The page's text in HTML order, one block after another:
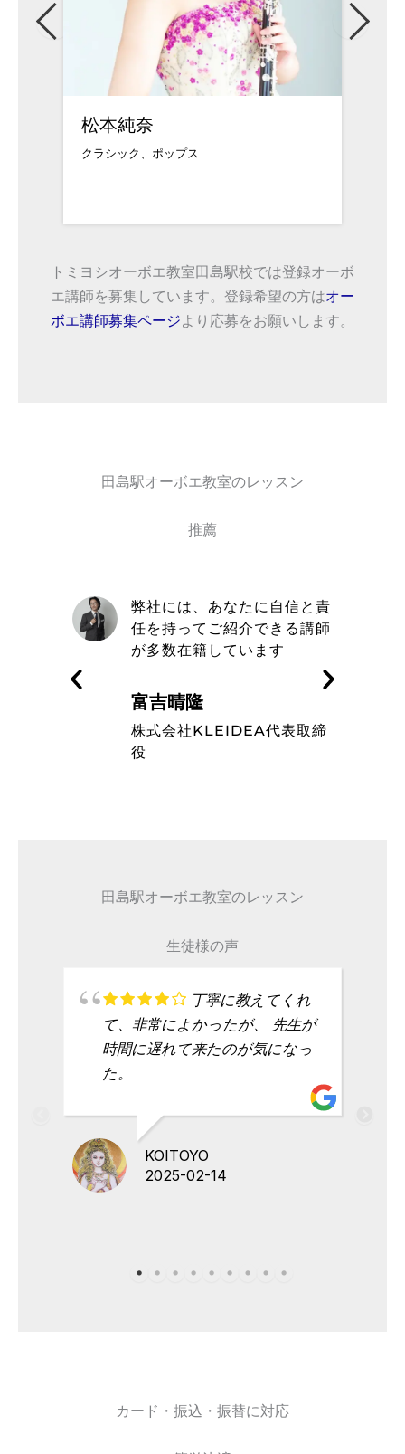
松本純奈
クラシック、ポップス
トミヨシオーボエ教室田島駅校では登録オーボ
エ講師を募集しています。登録希望の方はオー
ボエ講師募集ページより応募をお願いします。
田島駅オーボエ教室のレッスン
推薦
取材を通してトミヨシオーボ
エ教室の信念や在籍している
ミュージシャンのレベルの高
藤波辰爾
タレント
田島駅オーボエ教室のレッスン
生徒様の声
丁寧に教えてくれ
て、非常によかったが、 先生が
時間に遅れて来たのが気になっ
た。
KOITOYO
2025-02-14
カード・振込・振替に対応